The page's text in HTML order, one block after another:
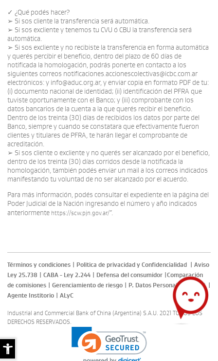
✓ ¿Qué podés hacer?
➢ Si sos cliente la transferencia será automática.
➢ Si sos excliente y tenemos tu CVU ó CBU la transferencia será
automática.
➢ Si sos excliente y no recibiste la transferencia en forma automática
y querés percibir el beneficio, dentro del plazo de 60 días de
notificada la homologación, podrás ponerte en contacto a los
siguientes correos notificaciones.accionescolectivas@icbc.com.ar
electrónicos: y info@aduc.org.ar, y enviar copia en formato PDF de tu:
(i) documento nacional de identidad; (ii) identificación del PFRA que
tuviste oportunamente con el Banco; y (iii) comprobante con los
datos bancarios de la cuenta a la que querés recibir el beneficio.
Dentro de los treinta (30) días de recibidos los datos por parte del
Banco, siempre y cuando se constatara que efectivamente fueron
clientes y titulares de PFRA, te harán llegar el comprobante de
acreditación.
➢ Si sos cliente o excliente y no querés ser alcanzado por el beneficio,
dentro de los treinta (30) días corridos desde la notificada la
homologación, también podés enviar un mail a los correos indicados
manifestando tu voluntad de no ser alcanzado por el acuerdo.
Para más información, podés consultar el expediente en la página del
Poder Judicial de la Nación ingresando el número y año indicados
anteriormente https://scw.pjn.gov.ar/”.
Términos y condiciones Politica de privacidad y Confidencialidad
Aviso
Ley 25.738
CABA - Ley 2.244 Defensa del consumidor
Comparación
de comisiones
Gerenciamiento de riesgo P. Datos Personales FATCA|
Agente Institorio
ALyC
Industrial and Commercial Bank of China (Argentina) S.A.U. 2021 TODOS LOS
DERECHOS RESERVADOS.